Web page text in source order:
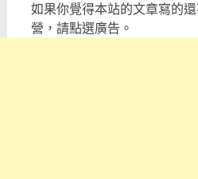
如果你覺得本站的文章寫的
營，請點選廣告。